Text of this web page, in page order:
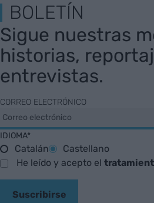
BOLETÍN
Sigue nuestras
historias,
entrevistas.
CORREO ELECTRÓNICO
IDIOMA*
Catalán
Castellano
He leído y acepto el
Suscribirse